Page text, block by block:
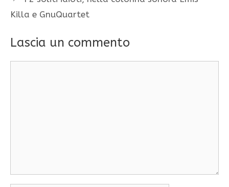
Killa e GnuQuartet
Lascia un commento